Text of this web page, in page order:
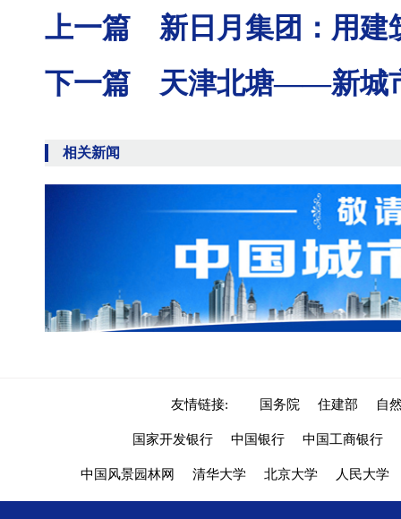
上一篇 新日月集团：用建
下一篇 天津北塘——新城
相关新闻
友情链接: 国务院 住建部 自
国家开发银行 中国银行 中国工商银行
中国风景园林网 清华大学 北京大学 人民大学